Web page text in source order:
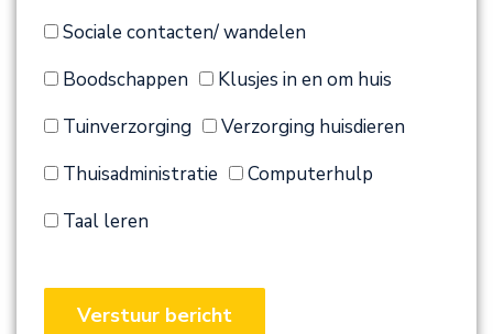
Sociale contacten/ wandelen
Boodschappen
Klusjes in en om huis
Tuinverzorging
Verzorging huisdieren
Thuisadministratie
Computerhulp
Taal leren